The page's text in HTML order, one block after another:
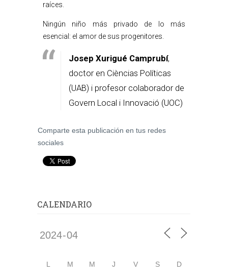
raíces.
Ningún niño más privado de lo más
esencial: el amor de sus progenitores.
Josep Xurigué Camprubí,
doctor en Cièncias Políticas
(UAB) i profesor colaborador de
Govern Local i Innovació (UOC)
Comparte esta publicación en tus redes
sociales
CALENDARIO
L M M J V S D